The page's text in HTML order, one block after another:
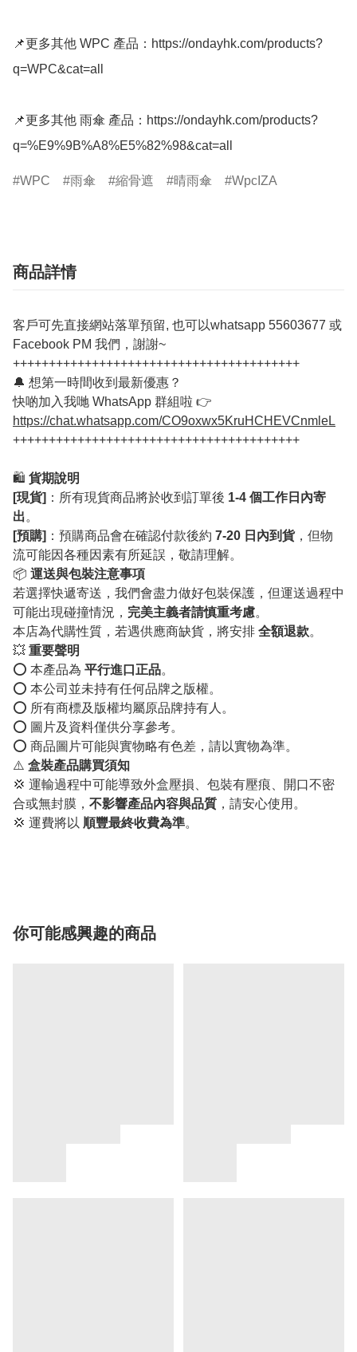
📌更多其他 WPC 產品：https://ondayhk.com/products?
q=WPC&cat=all
📌更多其他 雨傘 產品：https://ondayhk.com/products?
WPC 雨傘 縮骨遮 晴雨傘 WpcIZA
商品詳情
客戶可先直接網站落單預留, 也可以whatsapp 55603677 或
Facebook PM 我們，謝謝~
++++++++++++++++++++++++++++++++++++++++
🔔 想第一時間收到最新優惠？
快啲加入我哋 WhatsApp 群組啦 👉
https://chat.whatsapp.com/CO9oxwx5KruHCHEVCnmleL
++++++++++++++++++++++++++++++++++++++++
🛍️ 貨期說明
[現貨] ：所有現貨商品將於收到訂單後 1-4 個工作日內寄
出。
[預購] ：預購商品會在確認付款後約 7-20 日內到貨，但物
流可能因各種因素有所延誤，敬請理解。
📦 運送與包裝注意事項
若選擇快遞寄送，我們會盡力做好包裝保護，但運送過程中
可能出現碰撞情況， 完美主義者請慎重考慮。
本店為代購性質，若遇供應商缺貨，將安排 全額退款。
💥 重要聲明
⭕️ 本產品為 平行進口正品。
⭕️ 本公司並未持有任何品牌之版權。
⭕️ 所有商標及版權均屬原品牌持有人。
⭕️ 圖片及資料僅供分享參考。
⭕️ 商品圖片可能與實物略有色差，請以實物為準。
⚠️ 盒裝產品購買須知
💢 運輸過程中可能導致外盒壓損、包裝有壓痕、開口不密
合或無封膜， 不影響產品內容與品質 ，請安心使用。
💢 運費將以 順豐最終收費為準。
你可能感興趣的商品